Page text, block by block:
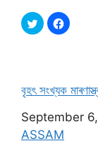
বৃহৎ সংখ্যক
Date
September
In relation to
ASSAM